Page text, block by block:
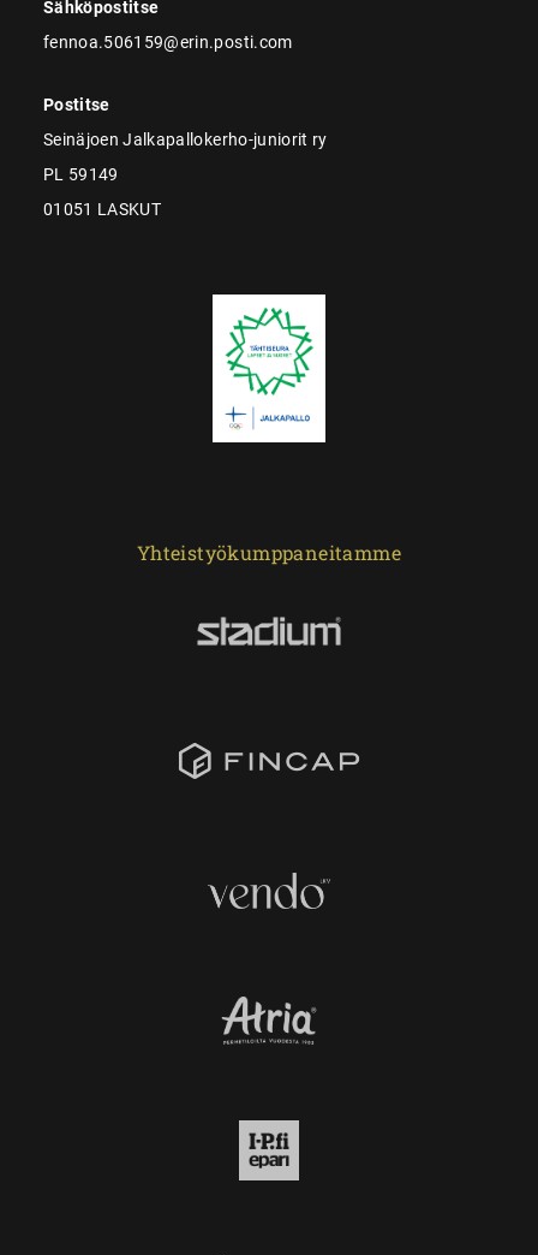
Sähköpostitse
fennoa.506159@erin.posti.com
Postitse
Seinäjoen Jalkapallokerho-juniorit ry
PL 59149
01051 LASKUT
Yhteistyökumppaneitamme